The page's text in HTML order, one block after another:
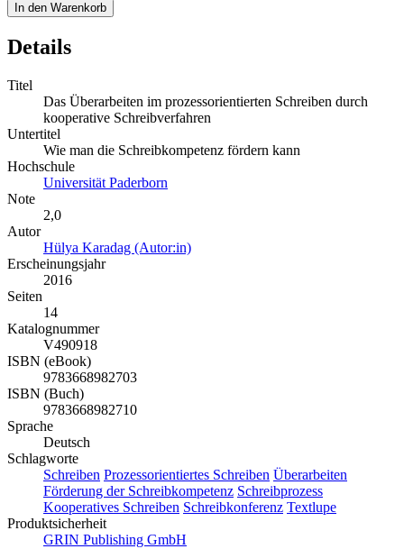
In den Warenkorb
Details
Titel
Das Überarbeiten im prozessorientierten Schreiben durch
kooperative Schreibverfahren
Untertitel
Wie man die Schreibkompetenz fördern kann
Hochschule
Universität Paderborn
Note
2,0
Autor
Hülya Karadag (Autor:in)
Erscheinungsjahr
2016
Seiten
14
Katalognummer
V490918
ISBN (eBook)
9783668982703
ISBN (Buch)
9783668982710
Sprache
Deutsch
Schlagworte
Schreiben Prozessorientiertes Schreiben Überarbeiten
Förderung der Schreibkompetenz Schreibprozess
Kooperatives Schreiben Schreibkonferenz Textlupe
Produktsicherheit
GRIN Publishing GmbH